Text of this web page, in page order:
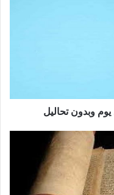
وبدون تحاليل